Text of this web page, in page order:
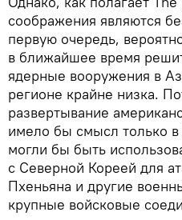
соображения являются
первую очередь,
в ближайшее время
ядерные вооружения в
регионе крайне низка.
развертывание
имело бы смысл только
могли бы быть
с Северной Кореей для
Пхеньяна и другие
крупные войсковые